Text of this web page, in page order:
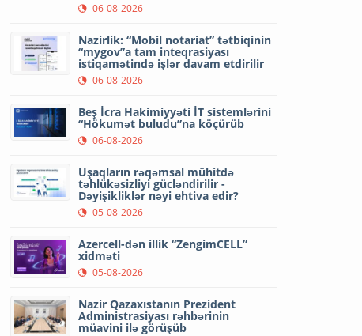
06-08-2026
Nazirlik: “Mobil notariat” tətbiqinin
“mygov”a tam inteqrasiyası
istiqamətində işlər davam etdirilir
06-08-2026
Beş İcra Hakimiyyəti İT sistemlərini
“Hökumət buludu”na köçürüb
06-08-2026
Uşaqların rəqəmsal mühitdə
təhlükəsizliyi gücləndirilir -
Dəyişikliklər nəyi ehtiva edir?
05-08-2026
Azercell-dən illik “ZengimCELL”
xidməti
05-08-2026
Nazir Qazaxıstanın Prezident
Administrasiyası rəhbərinin
müavini ilə görüşüb